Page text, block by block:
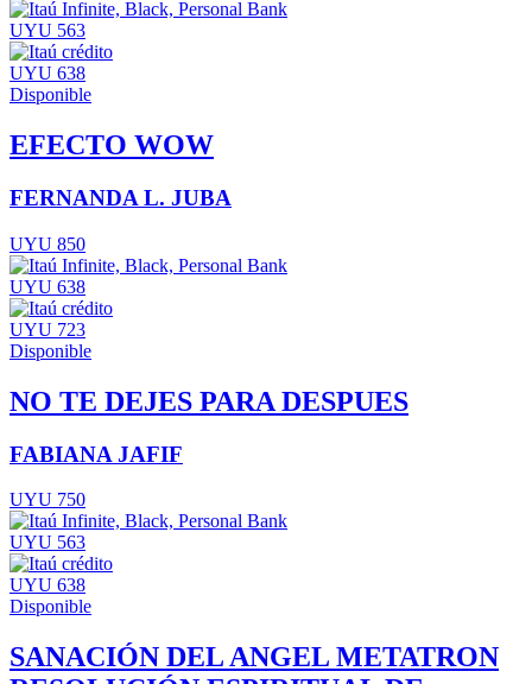
UYU 563
UYU 638
Disponible
EFECTO WOW
FERNANDA L. JUBA
UYU 850
UYU 638
UYU 723
Disponible
NO TE DEJES PARA DESPUES
FABIANA JAFIF
UYU 750
UYU 563
UYU 638
Disponible
SANACIÓN DEL ANGEL METATRON